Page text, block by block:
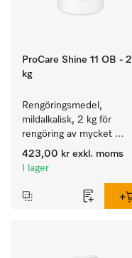
ProCare Shine 11 OB - 2
kg
Rengöringsmedel,
mildalkalisk, 2 kg för
rengöring av mycket
smutsigt porslin, bestick
och glas.
423,00 kr exkl. moms
I lager